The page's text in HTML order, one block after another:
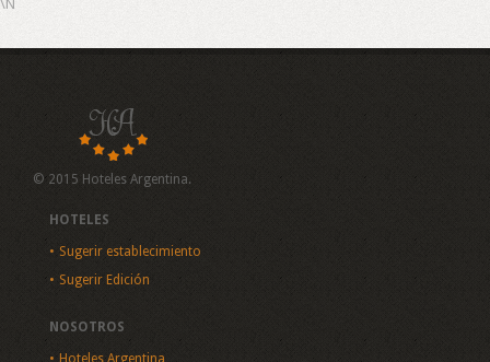
\N
© 2015 Hoteles Argentina.
HOTELES
Sugerir establecimiento
Sugerir Edición
NOSOTROS
Hoteles Argentina